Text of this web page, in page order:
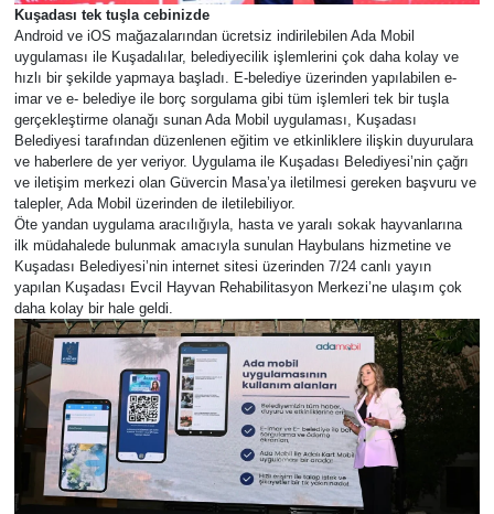
Kuşadası tek tuşla cebinizde
Android ve iOS mağazalarından ücretsiz indirilebilen Ada Mobil
uygulaması ile Kuşadalılar, belediyecilik işlemlerini çok daha kolay ve
hızlı bir şekilde yapmaya başladı. E-belediye üzerinden yapılabilen e-
imar ve e- belediye ile borç sorgulama gibi tüm işlemleri tek bir tuşla
gerçekleştirme olanağı sunan Ada Mobil uygulaması, Kuşadası
Belediyesi tarafından düzenlenen eğitim ve etkinliklere ilişkin duyurulara
ve haberlere de yer veriyor. Uygulama ile Kuşadası Belediyesi’nin çağrı
ve iletişim merkezi olan Güvercin Masa’ya iletilmesi gereken başvuru ve
talepler, Ada Mobil üzerinden de iletilebiliyor.
Öte yandan uygulama aracılığıyla, hasta ve yaralı sokak hayvanlarına
ilk müdahalede bulunmak amacıyla sunulan Haybulans hizmetine ve
Kuşadası Belediyesi’nin internet sitesi üzerinden 7/24 canlı yayın
yapılan Kuşadası Evcil Hayvan Rehabilitasyon Merkezi’ne ulaşım çok
daha kolay bir hale geldi.